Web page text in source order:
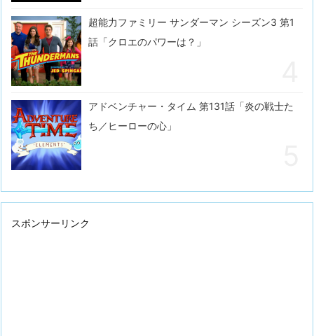
超能力ファミリー サンダーマン シーズン3 第1
話「クロエのパワーは？」
アドベンチャー・タイム 第131話「炎の戦士た
ち／ヒーローの心」
スポンサーリンク